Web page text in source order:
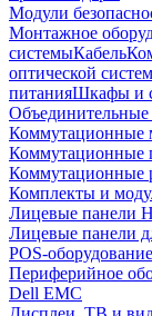
Модули
Монтажное
системыКабель
оптической
питанияШкафы и
Коммутационные
Коммутационные
Коммутационные
Комплекты и
Лицевые панели
Лицевые панели
POS-оборудование
Периферийное
Dell EMC